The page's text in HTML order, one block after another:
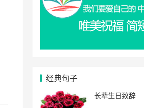
经典句子
长辈生日致辞